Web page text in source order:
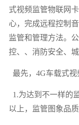
式视频监管物联网
心，完成远程控制
监管和管理方法。
控、、消防安全、城
最先，4G车载式视
1.为达到不一样的
以上，监管图象品